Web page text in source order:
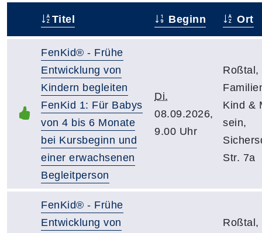
Titel Beginn Ort
FenKid® - Frühe
Entwicklung von
Kindern begleiten
FenKid 1: Für Babys
von 4 bis 6 Monate
bei Kursbeginn und
einer erwachsenen
Begleitperson
Di.
08.09.2026,
9.00 Uhr
Roßtal,
Kind &
sein,
Str. 7a
FenKid® - Frühe
Entwicklung von
Roßtal,